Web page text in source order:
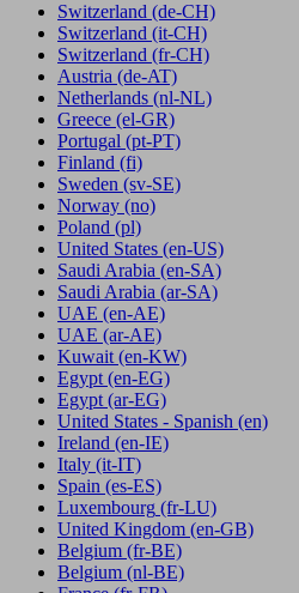
Switzerland (de-CH)
Switzerland (it-CH)
Switzerland (fr-CH)
Austria (de-AT)
Netherlands (nl-NL)
Greece (el-GR)
Portugal (pt-PT)
Finland (fi)
Sweden (sv-SE)
Norway (no)
Poland (pl)
United States (en-US)
Saudi Arabia (en-SA)
Saudi Arabia (ar-SA)
UAE (en-AE)
UAE (ar-AE)
Kuwait (en-KW)
Egypt (en-EG)
Egypt(ar-EG)
United States - Spanish (en)
Ireland (en-IE)
Italy (it-IT)
Spain (es-ES)
Luxembourg (fr-LU)
United Kingdom (en-GB)
Belgium (fr-BE)
Belgium (nl-BE)